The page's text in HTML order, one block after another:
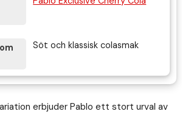
Söt och klassisk colasmak
erbjuder Pablo ett stort urval av